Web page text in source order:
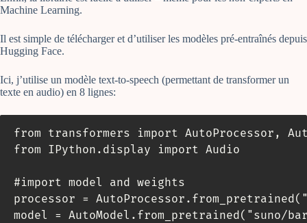
Machine Learning.
Il est simple de télécharger et d’utiliser les modèles pré-entraînés depuis
Hugging Face.
Ici, j’utilise un modèle text-to-speech (permettant de transformer un
texte en audio) en 8 lignes:
from transformers import AutoProcessor,
from IPython.display import Audio
#import model and weights
processor =
model = AutoModel.from_pretrained("suno/